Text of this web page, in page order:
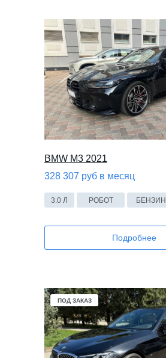
BMW M3 2021
328 307 руб в месяц
Подробнее
3.0 Л РОБОТ БЕНЗИН
ПОД ЗАКАЗ